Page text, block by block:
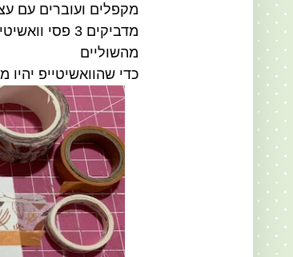
מקפלים ועוברים עם
מהשוליים
כדי שהוואשיטייפ